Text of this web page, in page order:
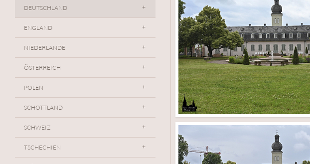
DEUTSCHLAND
ENGLAND
NIEDERLANDE
ÖSTERREICH
POLEN
SCHOTTLAND
SCHWEIZ
TSCHECHIEN